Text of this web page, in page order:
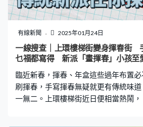
少擔心。」 陳小姐初時以為是廣告促
擾，決定回覆電話著對方不要再致電
言個電話，個（銀行）職員又唔肯透露
我都廢事同佢講，淨係叫佢唔好再打
唔到我咁喎。」後來，陳小姐發現不
諗真係唔好彩，我又唔識呢個人。」
有線新聞 2025年01月24日
一線搜查｜上環樓梯街變身揮春街
乜福都寫得 新派「畫揮春」小孩至
臨近新春，揮春、年盒這些過年布置
刷揮春，手寫揮春無疑就更有傳統味
一無二。上環樓梯街近日便相當熱鬧，